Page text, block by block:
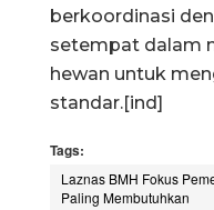
berkoordinasi
setempat dalam
hewan untuk
standar.[ind]
Tags:
Laznas BMH Fokus
Paling Membutuhkan